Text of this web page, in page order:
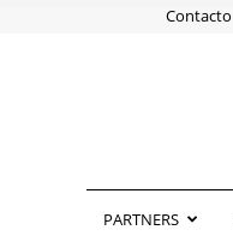
Contacto
PARTNERS